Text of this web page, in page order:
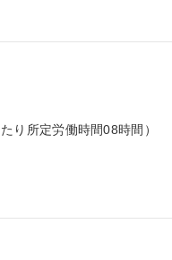
り所定労働時間08時間）